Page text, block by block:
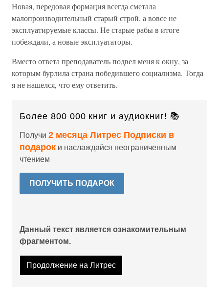
Новая, передовая формация всегда сметала
малопроизводительный старый строй, а вовсе не
эксплуатируемые классы. Не старые рабы в итоге
побеждали, а новые эксплуататоры.
Вместо ответа преподаватель подвел меня к окну, за
которым бурлила страна победившего социализма. Тогда
я не нашелся, что ему ответить.
Более 800 000 книг и аудиокниг! 📚
Получи 2 месяца Литрес Подписки в
подарок и наслаждайся неограниченным
чтением
ПОЛУЧИТЬ ПОДАРОК
Данный текст является ознакомительным
фрагментом.
Продолжение на Литрес